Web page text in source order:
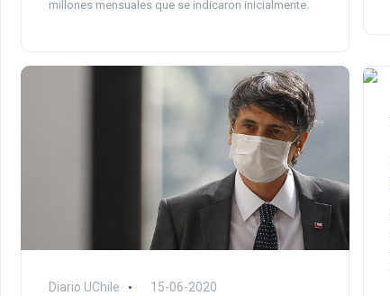
millones mensuales que se indicaron inicialmente.
Diario UChile 15-06-2020